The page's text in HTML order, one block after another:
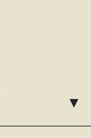
العربيّة
▸